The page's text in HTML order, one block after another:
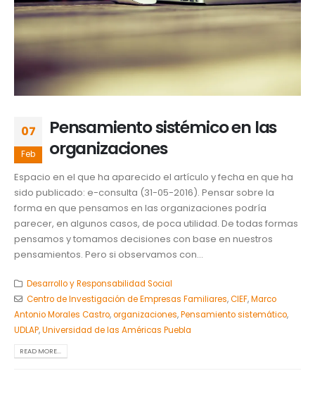
07
Feb
Pensamiento sistémico en las
organizaciones
Espacio en el que ha aparecido el artículo y fecha en que ha
sido publicado: e-consulta (31-05-2016). Pensar sobre la
forma en que pensamos en las organizaciones podría
parecer, en algunos casos, de poca utilidad. De todas formas
pensamos y tomamos decisiones con base en nuestros
pensamientos. Pero si observamos con...
Desarrollo y Responsabilidad Social
Centro de Investigación de Empresas Familiares,CIEF,Marco
Antonio Morales Castro,organizaciones,Pensamiento sistemático,
UDLAP,Universidad de las Américas Puebla
READ MORE...